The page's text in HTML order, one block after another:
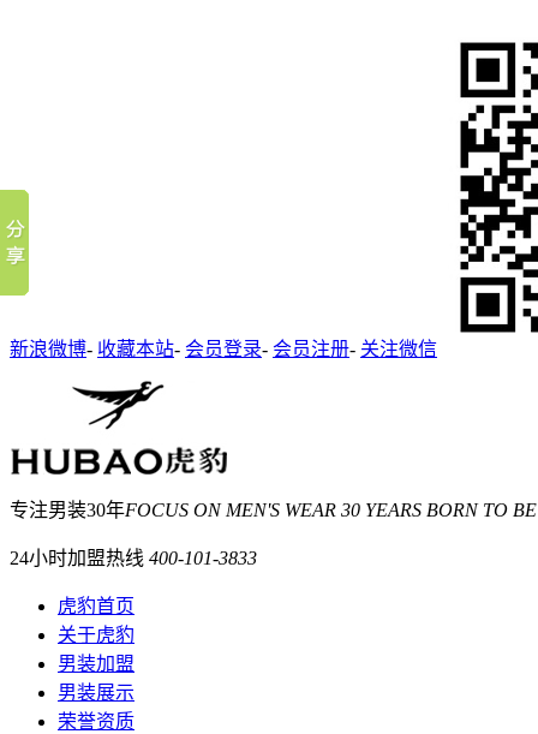
新浪微博- 收藏本站- 会员登录- 会员注册- 关注微信
专注男装30年FOCUS ON MEN'S WEAR 30 YEARS BORN TO
24小时加盟热线 400-101-3833
虎豹首页
关于虎豹
男装加盟
男装展示
荣誉资质